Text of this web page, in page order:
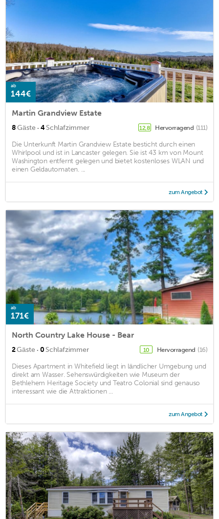
ab
144€
Martin Grandview Estate
8Gäste · 4Schlafzimmer 12,8 Hervorragend (111)
Die Unterkunft Martin Grandview Estate besticht durch einen
Whirlpool und ist in Lancaster gelegen. Sie ist 43 km von Mount
Washington entfernt gelegen und bietet kostenloses WLAN und
einen Geldautomaten. ...
zum Angebot
ab
171€
North Country Lake House - Bear
2Gäste · 0 Schlafzimmer 10 Hervorragend (16)
Dieses Apartment in Whitefield liegt in ländlicher Umgebung und
direkt am Wasser. Sehenswürdigkeiten wie Museum der
Bethlehem Heritage Society und Teatro Colonial sind genauso
interessant wie die Attraktionen ...
zum Angebot